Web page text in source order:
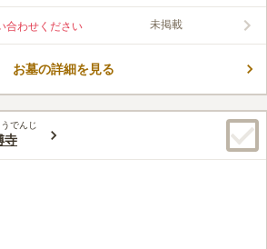
迎えてくれます。約400年の歴史を持つ境内は、
昔ながらの雰囲気が残っており、私たちの心を癒
も重要な寺院です。
3.3 口コミ1件
があるのでちょっとした買い物はできるが、食事
のせいである。墓参りを済ませた後は、車を止
スなどを利用するので問題ない。
合わせください 未掲載
お墓の詳細を見る
でんじ
寺